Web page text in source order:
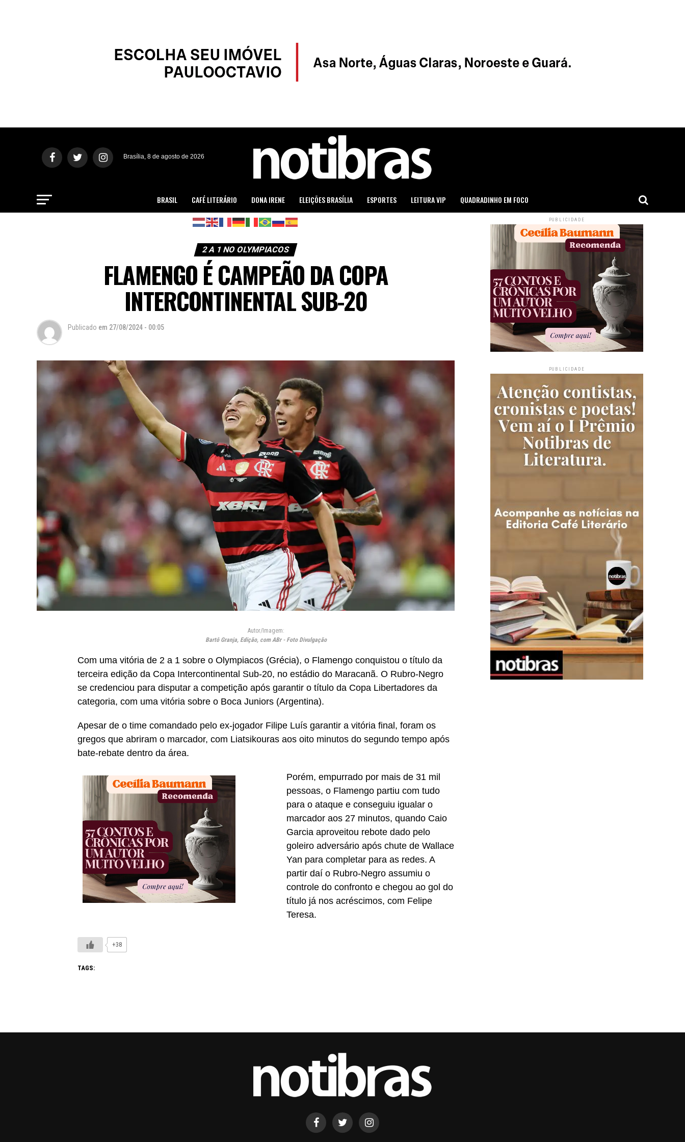
Brasília, 8 de agosto de 2026
BRASIL CAFÉ LITERÁRIO DONA IRENE ELEIÇÕES BRASÍLIA ESPORTES LEITURA VIP QUADRADINHO EM FOCO
2 A 1 NO OLYMPIACOS
FLAMENGO É CAMPEÃO DA COPA
INTERCONTINENTAL SUB-20
Publicado em 27/08/2024 - 00:05
Autor/Imagem:
Bartô Granja, Edição, com ABr - Foto Divulgação
Com uma vitória de 2 a 1 sobre o Olympiacos (Grécia), o Flamengo conquistou o título da
terceira edição da Copa Intercontinental Sub-20, no estádio do Maracanã. O Rubro-Negro
se credenciou para disputar a competição após garantir o título da Copa Libertadores da
categoria, com uma vitória sobre o Boca Juniors (Argentina).
Apesar de o time comandado pelo ex-jogador Filipe Luís garantir a vitória final, foram os
gregos que abriram o marcador, com Liatsikouras aos oito minutos do segundo tempo após
bate-rebate dentro da área.
Porém, empurrado por mais de 31 mil
pessoas, o Flamengo partiu com tudo
para o ataque e conseguiu igualar o
marcador aos 27 minutos, quando Caio
Garcia aproveitou rebote dado pelo
goleiro adversário após chute de Wallace
Yan para completar para as redes. A
partir daí o Rubro-Negro assumiu o
controle do confronto e chegou ao gol do
título já nos acréscimos, com Felipe
Teresa.
+38
TAGS:
PUBLICIDADE
PUBLICIDADE